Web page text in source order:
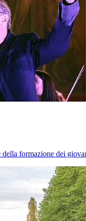
della formazione dei